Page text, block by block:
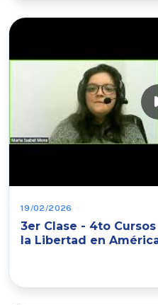
19/02/2026
3er Clase - 4to
la Libertad en